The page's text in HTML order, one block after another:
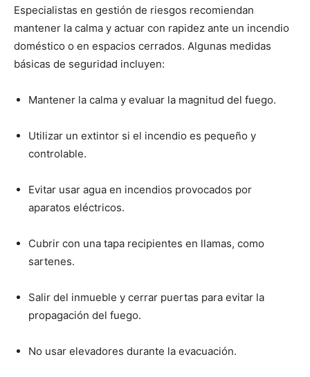
Especialistas en gestión de riesgos recomiendan
mantener la calma y actuar con rapidez ante un incendio
doméstico o en espacios cerrados. Algunas medidas
básicas de seguridad incluyen:
Mantener la calma y evaluar la magnitud del fuego.
Utilizar un extintor si el incendio es pequeño y
controlable.
Evitar usar agua en incendios provocados por
aparatos eléctricos.
Cubrir con una tapa recipientes en llamas, como
sartenes.
Salir del inmueble y cerrar puertas para evitar la
propagación del fuego.
No usar elevadores durante la evacuación.